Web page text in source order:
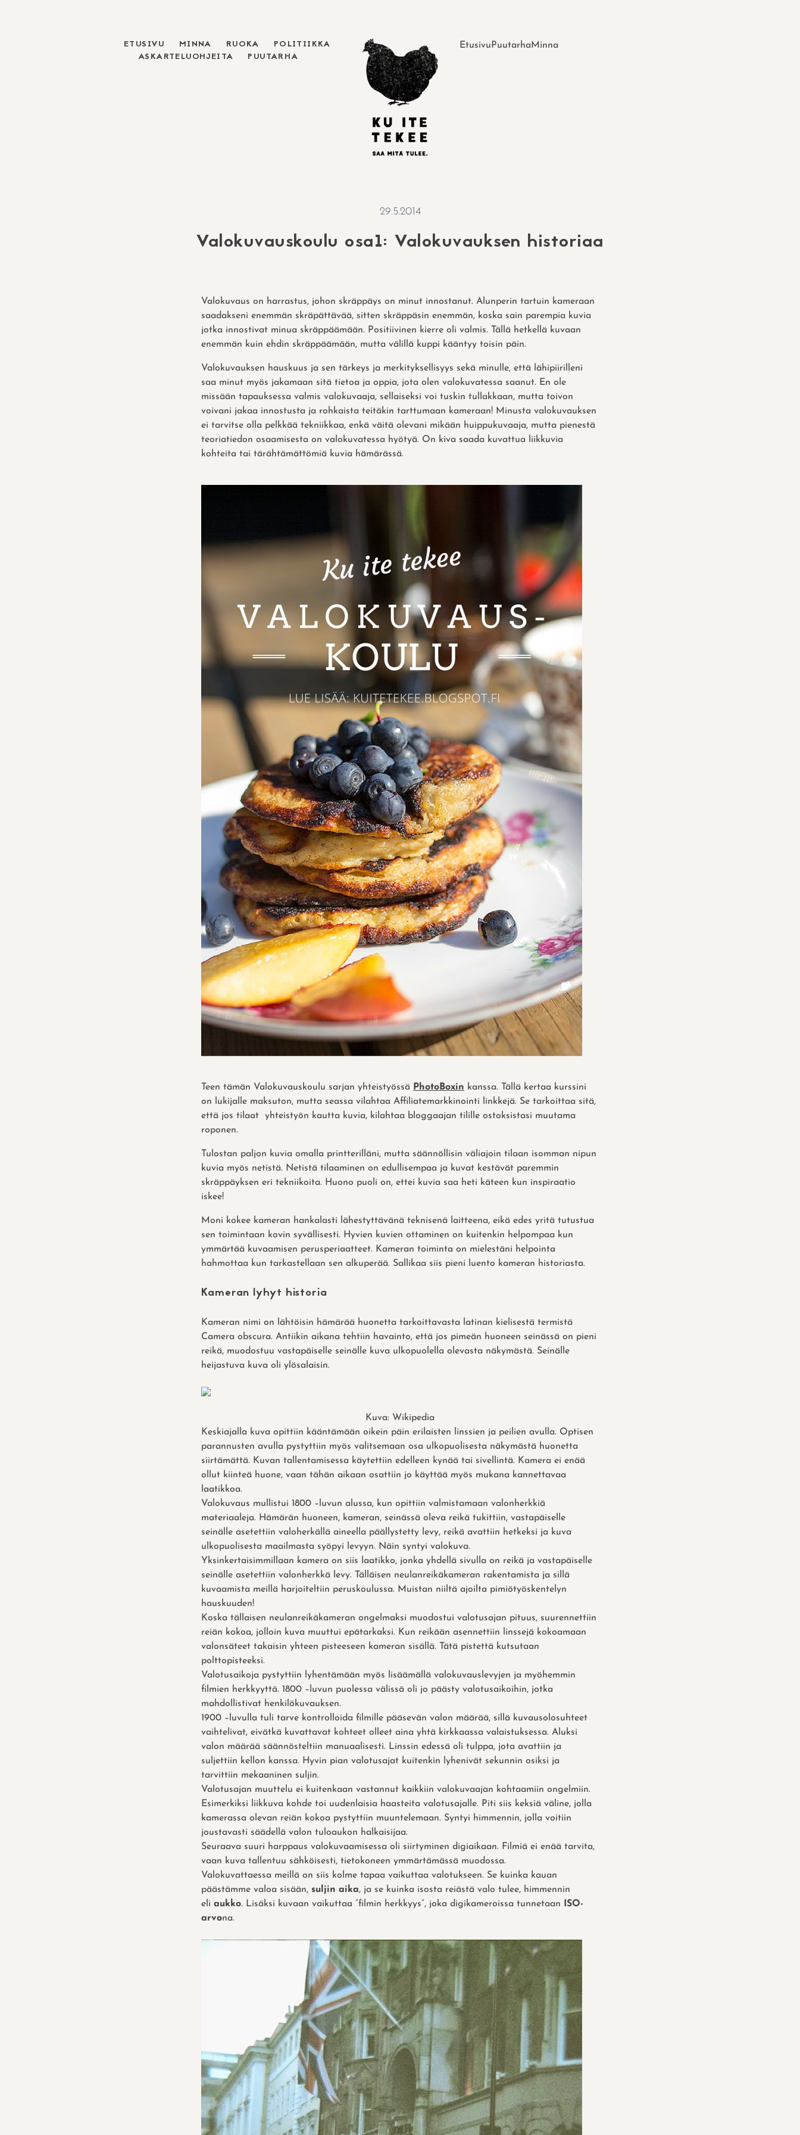
ETUSIVU MINNA RUOKA
POLITIIKKA
ASKARTELUOHJEITA
PUUTARHA
Etusivu Puutarha Minna
29.5.2014
Valokuvauskoulu osa1: Valokuvauksen historiaa
Valokuvaus on harrastus, johon skräppäys on minut innostanut. Alunperin tartuin kameraan
saadakseni enemmän skräpättävää, sitten skräppäsin enemmän, koska sain parempia kuvia
jotka innostivat minua skräppäämään. Positiivinen kierre oli valmis. Tällä hetkellä kuvaan
enemmän kuin ehdin skräppäämään, mutta välillä kuppi kääntyy toisin päin.
Valokuvauksen hauskuus ja sen tärkeys ja merkityksellisyys sekä minulle, että lähipiirilleni
saa minut myös jakamaan sitä tietoa ja oppia, jota olen valokuvatessa saanut. En ole
missään tapauksessa valmis valokuvaaja, sellaiseksi voi tuskin tullakkaan, mutta toivon
voivani jakaa innostusta ja rohkaista teitäkin tarttumaan kameraan! Minusta valokuvauksen
ei tarvitse olla pelkkää tekniikkaa, enkä väitä olevani mikään huippukuvaaja, mutta pienestä
teoriatiedon osaamisesta on valokuvatessa hyötyä. On kiva saada kuvattua liikkuvia
kohteita tai tärähtämättömiä kuvia hämärässä.
Teen tämän Valokuvauskoulu sarjan yhteistyössä PhotoBoxin kanssa. Tällä kertaa kurssini
on lukijalle maksuton, mutta seassa vilahtaa Affiliatemarkkinointi linkkejä. Se tarkoittaa sitä,
että jos tilaat yhteistyön kautta kuvia, kilahtaa bloggaajan tilille ostoksistasi muutama
roponen.
Tulostan paljon kuvia omalla printterilläni, mutta säännöllisin väliajoin tilaan isomman nipun
kuvia myös netistä. Netistä tilaaminen on edullisempaa ja kuvat kestävät paremmin
skräppäyksen eri tekniikoita. Huono puoli on, ettei kuvia saa heti käteen kun inspiraatio
iskee!
Moni kokee kameran hankalasti lähestyttävänä teknisenä laitteena, eikä edes yritä tutustua
sen toimintaan kovin syvällisesti. Hyvien kuvien ottaminen on kuitenkin helpompaa kun
ymmärtää kuvaamisen perusperiaatteet. Kameran toiminta on mielestäni helpointa
hahmottaa kun tarkastellaan sen alkuperää. Sallikaa siis pieni luento kameran historiasta.
Kameran lyhyt historia
Kameran nimi on lähtöisin hämärää huonetta tarkoittavasta latinan kielisestä termistä
Camera obscura. Antiikin aikana tehtiin havainto, että jos pimeän huoneen seinässä on pieni
reikä, muodostuu vastapäiselle seinälle kuva ulkopuolella olevasta näkymästä. Seinälle
heijastuva kuva oli ylösalaisin.
Kuva: Wikipedia
Keskiajalla kuva opittiin kääntämään oikein päin erilaisten linssien ja peilien avulla. Optisen
parannusten avulla pystyttiin myös valitsemaan osa ulkopuolisesta näkymästä huonetta
siirtämättä. Kuvan tallentamisessa käytettiin edelleen kynää tai sivellintä. Kamera ei enää
ollut kiinteä huone, vaan tähän aikaan osattiin jo käyttää myös mukana kannettavaa
laatikkoa.
Valokuvaus mullistui 1800 –luvun alussa, kun opittiin valmistamaan valonherkkiä
materiaaleja. Hämärän huoneen, kameran, seinässä oleva reikä tukittiin, vastapäiselle
seinälle asetettiin valoherkällä aineella päällystetty levy, reikä avattiin hetkeksi ja kuva
ulkopuolisesta maailmasta syöpyi levyyn. Näin syntyi valokuva.
Yksinkertaisimmillaan kamera on siis laatikko, jonka yhdellä sivulla on reikä ja vastapäiselle
seinälle asetettiin valonherkkä levy. Tälläisen neulanreikäkameran rakentamista ja sillä
kuvaamista meillä harjoiteltiin peruskoulussa. Muistan niiltä ajoilta pimiötyöskentelyn
hauskuuden!
Koska tällaisen neulanreikäkameran ongelmaksi muodostui valotusajan pituus, suurennettiin
reiän kokoa, jolloin kuva muuttui epätarkaksi. Kun reikään asennettiin linssejä kokoamaan
valonsäteet takaisin yhteen pisteeseen kameran sisällä. Tätä pistettä kutsutaan
polttopisteeksi.
Valotusaikoja pystyttiin lyhentämään myös lisäämällä valokuvauslevyjen ja myöhemmin
filmien herkkyyttä. 1800 –luvun puolessa välissä oli jo päästy valotusaikoihin, jotka
mahdollistivat henkilökuvauksen.
1900 –luvulla tuli tarve kontrolloida filmille pääsevän valon määrää, sillä kuvausolosuhteet
vaihtelivat, eivätkä kuvattavat kohteet olleet aina yhtä kirkkaassa valaistuksessa. Aluksi
valon määrää säännösteltiin manuaalisesti. Linssin edessä oli tulppa, jota avattiin ja
suljettiin kellon kanssa. Hyvin pian valotusajat kuitenkin lyhenivät sekunnin osiksi ja
tarvittiin mekaaninen suljin.
Valotusajan muuttelu ei kuitenkaan vastannut kaikkiin valokuvaajan kohtaamiin ongelmiin.
Esimerkiksi liikkuva kohde toi uudenlaisia haasteita valotusajalle. Piti siis keksiä väline, jolla
kamerassa olevan reiän kokoa pystyttiin muuntelemaan. Syntyi himmennin, jolla voitiin
joustavasti säädellä valon tuloaukon halkaisijaa.
Seuraava suuri harppaus valokuvaamisessa oli siirtyminen digiaikaan. Filmiä ei enää tarvita,
vaan kuva tallentuu sähköisesti, tietokoneen ymmärtämässä muodossa.
Valokuvattaessa meillä on siis kolme tapaa vaikuttaa valotukseen. Se kuinka kauan
päästämme valoa sisään, suljin aika, ja se kuinka isosta reiästä valo tulee, himmennin
eli aukko. Lisäksi kuvaan vaikuttaa ”filmin herkkyys”, joka digikameroissa tunnetaan
ISO-
arvona.